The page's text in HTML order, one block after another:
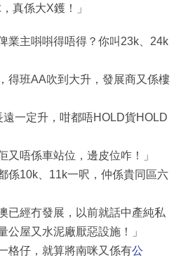
真係大X鑊！」
業主唞唞得唔得？你叫23k、24k
得班AA吹到大升，發展商又係樓
遠一定升，咁都唔HOLD貨HOLD
又唔係車站位，邊皮位咋！」
係10k、11k一呎，仲係貴同區六
已經冇發展，以前就話中產純私
公屋又水泥廠厭惡設施！」
格仔，就算將南咪又係有公